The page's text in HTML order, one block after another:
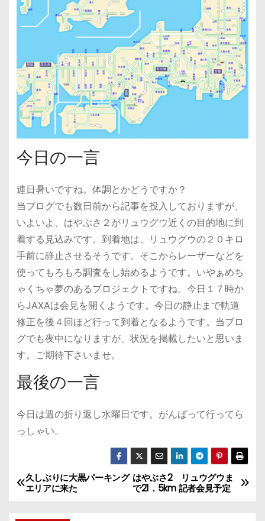
今日の一言
連日暑いですね。体調とかどうですか？
当ブログでも数日前から記事を投入しておりますが、
いよいよ、はやぶさ２がリュウグウ近くの目的地に到
着する見込みです。到着地は、リュウグウの２０キロ
手前に静止させるそうです。そこからレーザーなどを
使ってもろもろ調査をし始めるようです。いやぁめち
ゃくちゃ夢のあるプロジェクトですね。今日１７時か
らJAXAは会見を開くようです。今日の静止まで軌道
修正を後４回ほど行って到着となるようです。当ブロ
グでも夜中になりますが、状況を掲載したいと思いま
す。ご期待下さいませ。
最後の一言
今日は週の折り返し水曜日です。がんばって行ってら
っしゃい。
投
はやぶさ2 リュウグウま
で21．5km 記者会見予定
久しぶりに大黒パーキング
エリアに来た